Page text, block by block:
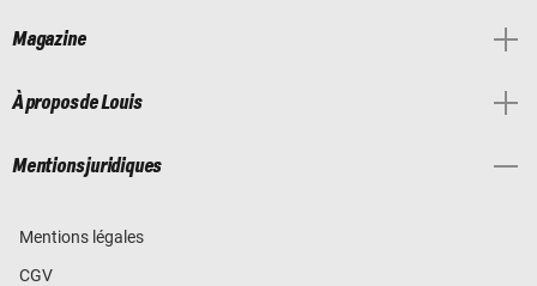
Magazine
À propos de Louis
Mentions juridiques
Mentions légales
CGV